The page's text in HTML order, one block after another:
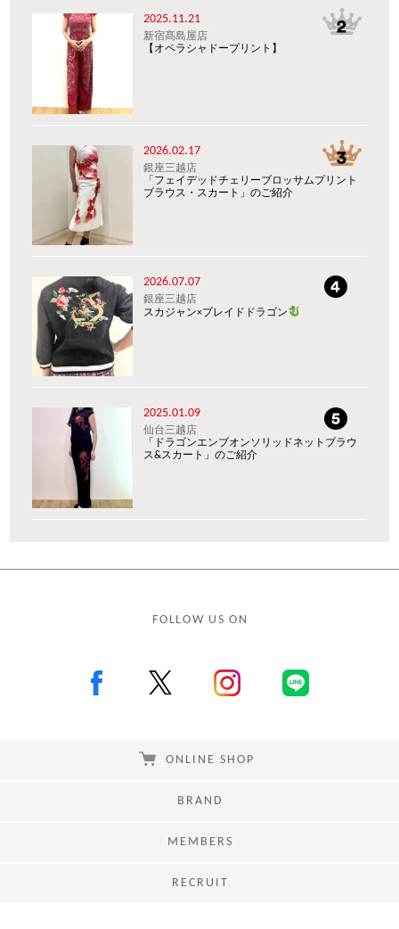
2025.11.21
新宿髙島屋店
【オペラシャドープリント】
2026.02.17
銀座三越店
「フェイデッドチェリーブロッサムプリント
ブラウス・スカート」のご紹介
2026.07.07
銀座三越店
スカジャン×プレイドドラゴン
2025.01.09
仙台三越店
「ドラゴンエンブオンソリッドネットブラウ
ス&スカート」のご紹介
FOLLOW US ON
ONLINE SHOP
BRAND
MEMBERS
RECRUIT